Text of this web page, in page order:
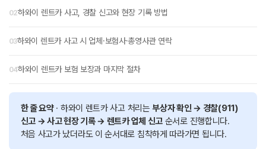
하와이 렌트카 사고, 경찰 신고와 현장 기록 방법
하와이 렌트카 사고 시 업체·보험사·총영사관 연락
하와이 렌트카 보험 보장과 마지막 절차
한 줄 요약· 하와이 렌트카 사고 처리는부상자 확인 → 경찰(911)
신고 → 사고 현장 기록 → 렌트카 업체 신고 순서로 진행합니다.
처음 사고가 났더라도 이 순서대로 침착하게 따라가면 됩니다.